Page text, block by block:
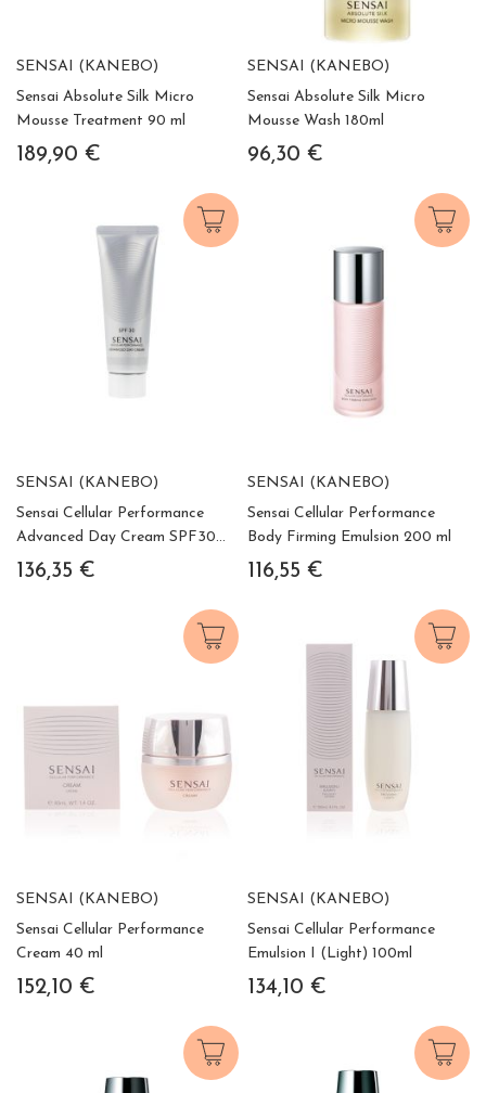
SENSAI (KANEBO)
Sensai Absolute Silk Micro
Mousse Treatment 90 ml
189,90 €
SENSAI (KANEBO)
Sensai Absolute Silk Micro
Mousse Wash 180ml
96,30 €
SENSAI (KANEBO)
Sensai Cellular Performance
Advanced Day Cream SPF30
50 ml
136,35 €
SENSAI (KANEBO)
Sensai Cellular Performance
Body Firming Emulsion 200 ml
116,55 €
SENSAI (KANEBO)
Sensai Cellular Performance
Cream 40 ml
152,10 €
SENSAI (KANEBO)
Sensai Cellular Performance
Emulsion I (Light) 100ml
134,10 €